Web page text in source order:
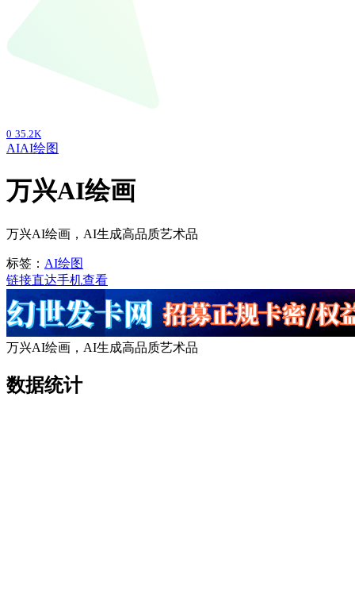
0 35.2K
AIAI绘图
万兴AI绘画
万兴AI绘画，AI生成高品质艺术品
标签： AI绘图
链接直达手机查看
万兴AI绘画，AI生成高品质艺术品
数据统计